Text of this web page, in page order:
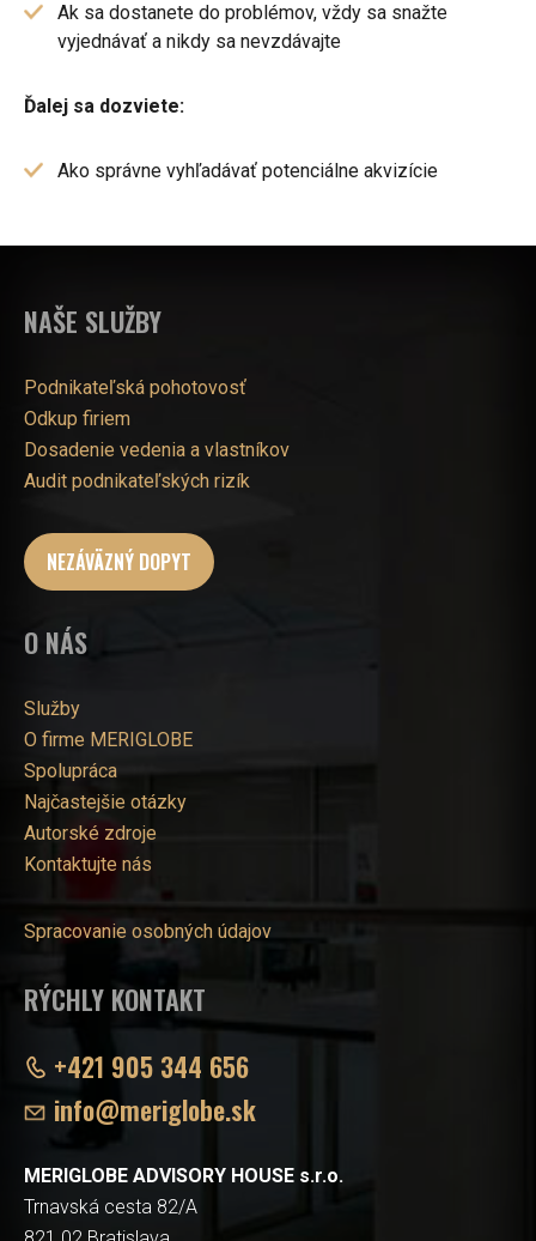
Ak sa dostanete do problémov, vždy sa snažte
vyjednávať a nikdy sa nevzdávajte
Ďalej sa dozviete:
Ako správne vyhľadávať potenciálne akvizície
NAŠE SLUŽBY
Podnikateľská pohotovosť
Odkup firiem
Dosadenie vedenia a vlastníkov
Audit podnikateľských rizík
NEZÁVÄZNÝ DOPYT
O NÁS
Služby
O firme MERIGLOBE
Spolupráca
Najčastejšie otázky
Autorské zdroje
Kontaktujte nás
Spracovanie osobných údajov
RÝCHLY KONTAKT
+421 905 344 656
info@meriglobe.sk
MERIGLOBE ADVISORY HOUSE s.r.o.
Trnavská cesta 82/A